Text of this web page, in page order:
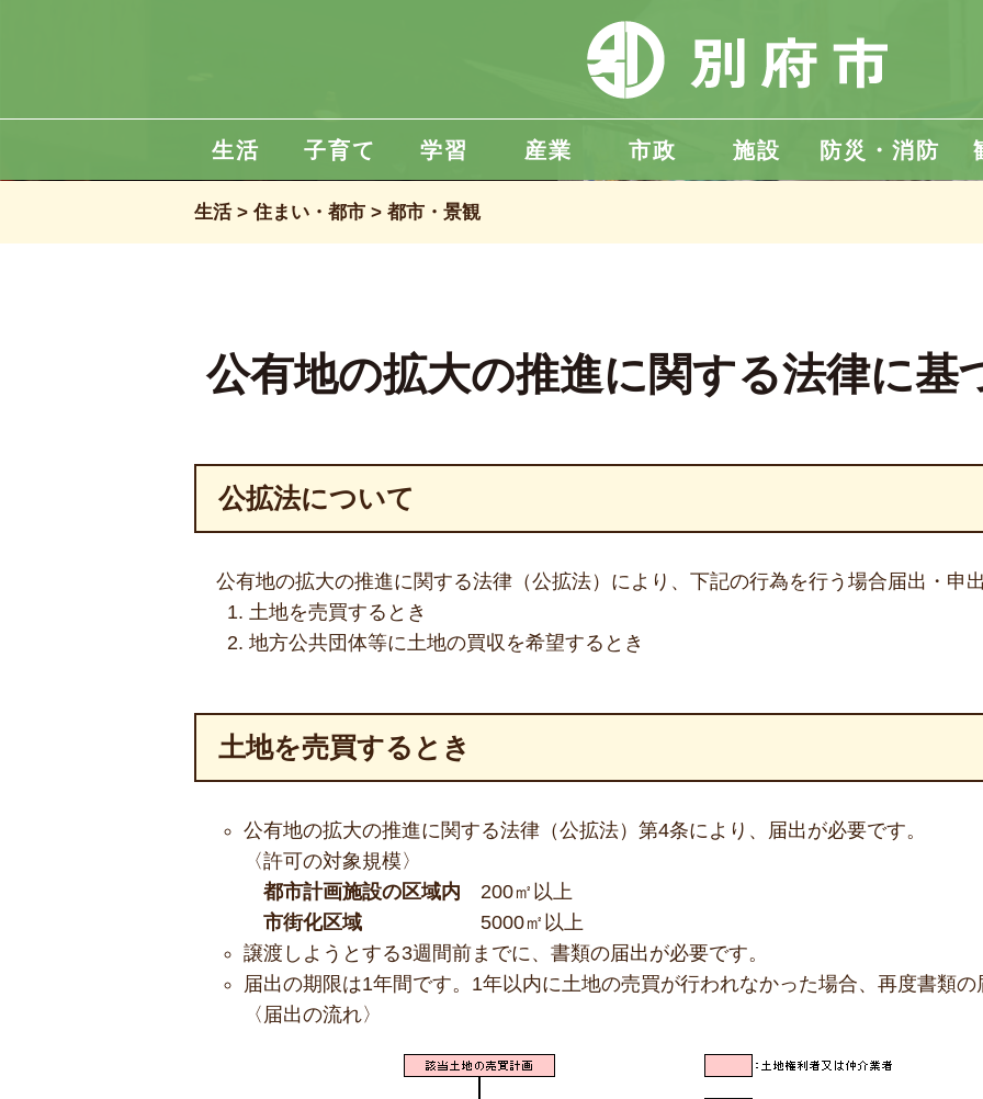
生活 子育て 学習 産業 市政 施設 防災・消防
生活 住まい・都市 都市・景観
公有地の拡大の推進に関する法律に基
公拡法について
公有地の拡大の推進に関する法律（公拡法）により、下記の行為を行う場合届出・申出
土地を売買するとき
地方公共団体等に土地の買収を希望するとき
土地を売買するとき
公有地の拡大の推進に関する法律（公拡法）第4条により、届出が必要です。
〈許可の対象規模〉
都市計画施設の区域内
200㎡以上
市街化区域
5000㎡以上
譲渡しようとする3週間前までに、書類の届出が必要です。
届出の期限は1年間です。1年以内に土地の売買が行われなかった場合、再度書類の
〈届出の流れ〉